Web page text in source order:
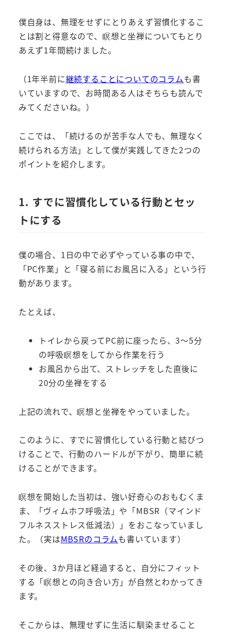
僕自身は、無理をせずにとりあえず習慣化するこ
とは割と得意なので、瞑想と坐禅についてもとり
あえず1年間続けました。
（1年半前に継続することについてのコラムも書
いていますので、お時間ある人はそちらも読んで
みてくださいね。）
ここでは、「続けるのが苦手な人でも、無理なく
続けられる方法」として僕が実践してきた2つの
ポイントを紹介します。
1. すでに習慣化している行動とセッ
トにする
僕の場合、1日の中で必ずやっている事の中で、
「PC作業」と「寝る前にお風呂に入る」という行
動があります。
たとえば、
トイレから戻ってPC前に座ったら、3～5分
の呼吸瞑想をしてから作業を行う
お風呂から出て、ストレッチをした直後に
20分の坐禅をする
上記の流れで、瞑想と坐禅をやっていました。
このように、すでに習慣化している行動と結びつ
けることで、行動のハードルが下がり、簡単に続
けることができます。
瞑想を開始した当初は、強い好奇心のおもむくま
ま、「ヴィムホフ呼吸法」や「MBSR（マインド
フルネスストレス低減法）」をおこなっていまし
た。（実はMBSRのコラムも書いています）
その後、3か月ほど経過すると、自分にフィット
する「瞑想との向き合い方」が自然とわかってき
ます。
そこからは、無理せずに生活に馴染ませること